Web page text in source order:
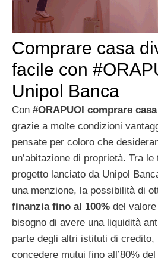
Comprare casa
facile con
Unipol Banca
Con #ORAPUOI comprare casa
grazie a molte condizioni
pensate per coloro che
un’abitazione di proprietà. Tra
progetto lanciato da Unipol
una menzione, la possibilità di
finanzia fino al 100% del
bisogno di avere una liquidità
parte degli altri istituti di
concedere mutui fino all’80%